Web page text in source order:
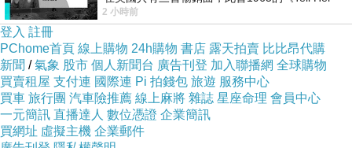
No》即為其中之一，在告示牌百大單曲
2 小時前
登入 註冊
PChome首頁 線上購物 24h購物 書店 露天拍賣 比比昂代購
新聞 /氣象 股市 個人新聞台 廣告刊登 加入聯播網 全球購物
買賣租屋 支付連 國際連 Pi 拍錢包 旅遊 服務中心
買車 旅行團 汽車險推薦 線上麻將 雜誌 星座命理 會員中心
一元簡訊 直播達人 數位憑證 企業簡訊
買網址 虛擬主機 企業郵件